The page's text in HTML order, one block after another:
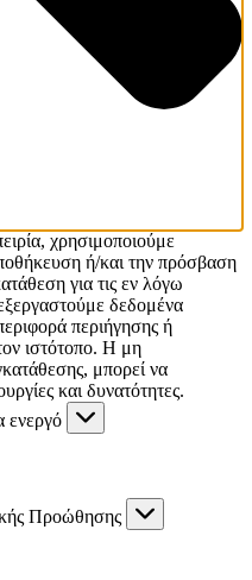
χρησιμοποιούμε
ή/και την πρόσβαση
για τις εν λόγω
δεδομένα
περιήγησης ή
ιστότοπο. Η μη
μπορεί να
και δυνατότητες.
ενεργό
Προώθησης